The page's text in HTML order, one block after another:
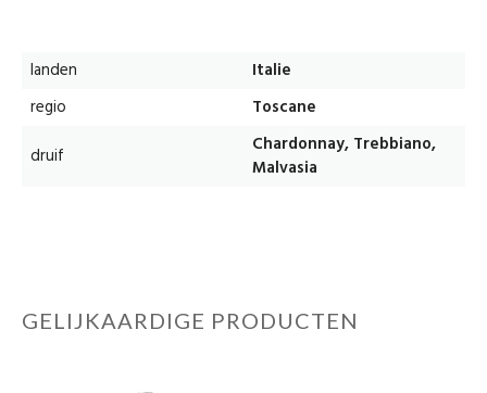
landen
Italie
regio
Toscane
druif
Chardonnay, Trebbiano,
Malvasia
GELIJKAARDIGE PRODUCTEN